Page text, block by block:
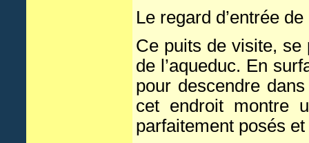
Le regard d’entrée de
Ce puits de visite, se
de l’aqueduc. En
pour descendre
cet endroit montre
parfaitement posés